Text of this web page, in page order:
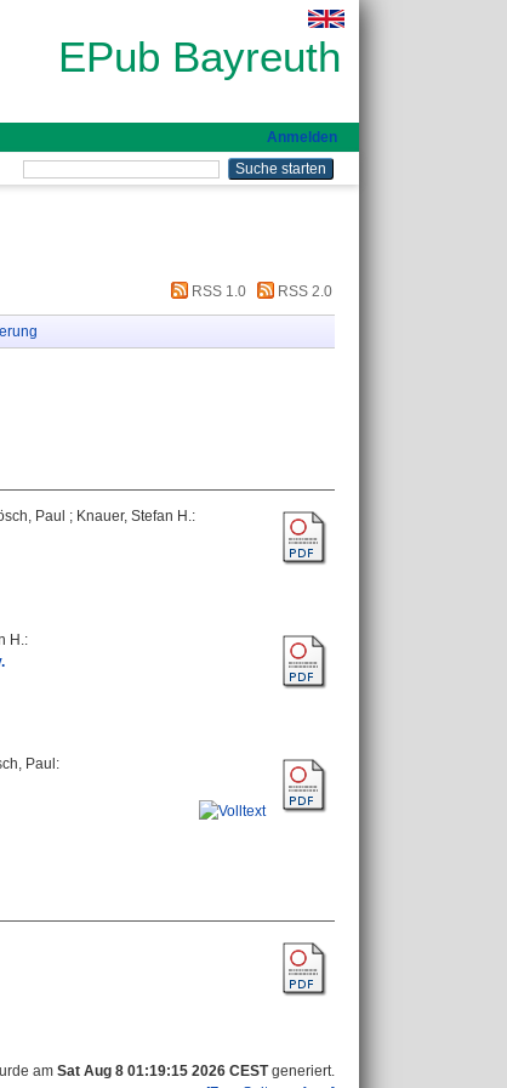
EPub Bayreuth
Anmelden
RSS 1.0 RSS 2.0
Paul ; Knauer, Stefan H.:
H.:
Paul :
am Sat Aug 8 01:19:15 2026 CESTgeneriert.